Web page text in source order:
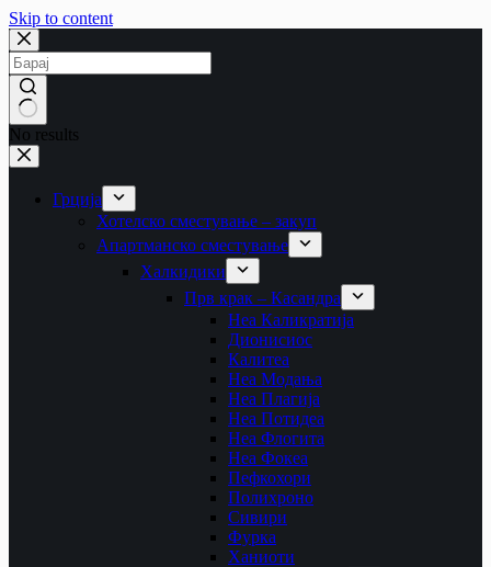
Skip to content
No results
Грција
Хотелско сместување – закуп
Апартманско сместување
Халкидики
Прв крак – Касандра
Неа Каликратија
Дионисиос
Калитеа
Неа Модања
Неа Плагија
Неа Потидеа
Неа Флогита
Неа Фокеа
Пефкохори
Полихроно
Сивири
Фурка
Ханиоти